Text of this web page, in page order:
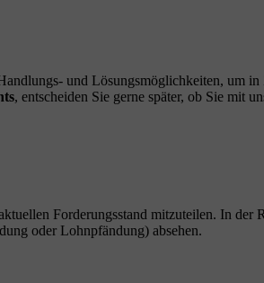
und Lösungsmöglichkeiten, um
, entscheiden Sie gerne später, ob Sie mit
Forderungsstand mitzuteilen. In der
oder Lohnpfändung) absehen.